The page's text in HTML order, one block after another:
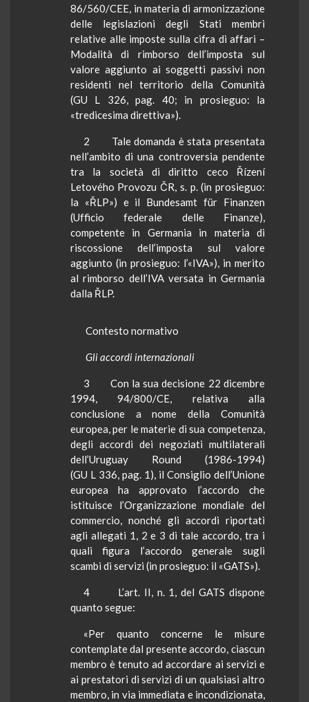
86/560/CEE, in materia di armonizzazione
delle legislazioni degli Stati membri
relative alle imposte sulla cifra di affari –
Modalità di rimborso dell’imposta sul
valore aggiunto ai soggetti passivi non
residenti nel territorio della Comunità
(GU L 326, pag. 40; in prosieguo: la
«tredicesima direttiva»).
2 Tale domanda è stata presentata
nell’ambito di una controversia pendente
tra la società di diritto ceco Řízení
Letového Provozu ČR, s. p. (in prosieguo:
la «ŘLP») e il Bundesamt für Finanzen
(Ufficio federale delle Finanze),
competente in Germania in materia di
riscossione dell’imposta sul valore
aggiunto (in prosieguo: l’«IVA»), in merito
al rimborso dell’IVA versata in Germania
dalla ŘLP.
Contesto normativo
Gli accordi internazionali
3
Con la sua decisione 22 dicembre
1994, 94/800/CE, relativa alla
conclusione a nome della Comunità
europea, per le materie di sua competenza,
degli accordi dei negoziati multilaterali
dell’Uruguay Round (1986-1994)
(GU L 336, pag. 1), il Consiglio dell’Unione
europea ha approvato l’accordo che
istituisce l’Organizzazione mondiale del
commercio, nonché gli accordi riportati
agli allegati 1, 2 e 3 di tale accordo, tra i
quali figura l’accordo generale sugli
scambi di servizi (in prosieguo: il «GATS»).
4
L’art. II, n. 1, del GATS dispone
quanto segue:
«Per quanto concerne le misure
contemplate dal presente accordo, ciascun
membro è tenuto ad accordare ai servizi e
ai prestatori di servizi di un qualsiasi altro
membro, in via immediata e incondizionata,